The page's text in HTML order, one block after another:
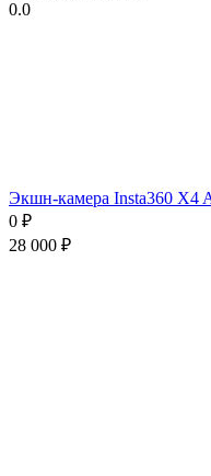
0.0
Экшн-камера Insta360 X4
0 ₽
28 000 ₽